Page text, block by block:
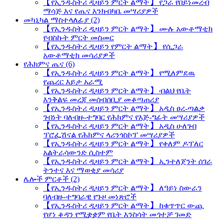
【የኢንዱስትሪ ዲዛይን ምርት ልማት】 የጋራ የበይነመረብ
ማሳጅ እና የጤና እንክብካቤ መሣሪያዎች
መካኒካል ማስተላለፊያ (2)
【የኢንዱስትሪ ዲዛይን ምርት ልማት】 ሙሉ አውቶማቲክ
የብስኩት ምርት መስመር
【የኢንዱስትሪ ዲዛይን የምርት ልማት】 የሲጋራ
አውቶማቲክ መሳሪያዎች
የሕክምና ጤና (6)
【የኢንዱስትሪ ዲዛይን ምርት ልማት】 የሚለምደዉ
የጨረር እይታ አራሚ
【የኢንዱስትሪ ዲዛይን ምርት ልማት】 ብልህ የቤት
እንቅልፍ መረጃ መሰብሰቢያ መቆጣጠሪያ
【የኢንዱስትሪ ዲዛይን ምርት ልማት】 አዲስ ፀረ-ጣልቃ
ገብነት ባለብዙ-ተግባር የሕክምና የእጅ-ግፊት መሣሪያዎች
【የኢንዱስትሪ ዲዛይን ምርት ልማት】 አዲስ ሁለገብ
ፕሮፌሽናል የሕክምና ላሪንጎስኮፕ መሣሪያዎች
【የኢንዱስትሪ ዲዛይን ምርት ልማት】 የቀለም ዶፕለር
አልትራሳውንድ ሲስተም
【የኢንዱስትሪ ዲዛይን ምርት ልማት】 ኢንተለጀንት ሰገራ
ትንተና እና ማወቂያ መሳሪያ
ሌሎች ምርቶች (2)
【የኢንዱስትሪ ዲዛይን ምርት ልማት】 ለዓይነ ስውራን
ባለብዙ-ተግባራዊ የጉዞ መነጽሮች
【የኢንዱስትሪ ዲዛይን ምርት ልማት】 ከቁጥጥር ውጪ
የሆነ ቆዳን የሚቋቋም የቤት እንስሳት መጎተቻ ገመድ